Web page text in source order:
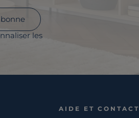
les
AIDE ET CONTACT